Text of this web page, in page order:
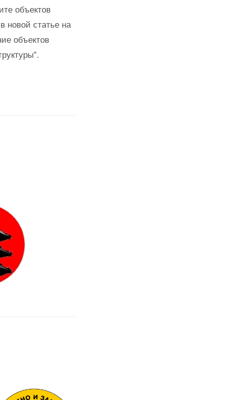
объектов
новой статье на
объектов